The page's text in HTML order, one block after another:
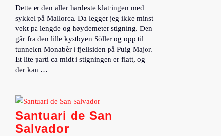
Dette er den aller hardeste klatringen med
sykkel på Mallorca. Da legger jeg ikke minst
vekt på lengde og høydemeter stigning. Den
går fra den lille kystbyen Sòller og opp til
tunnelen Monabèr i fjellsiden på Puig Major.
Et lite parti ca midt i stigningen er flatt, og
der kan …
Santuari de San
Salvador